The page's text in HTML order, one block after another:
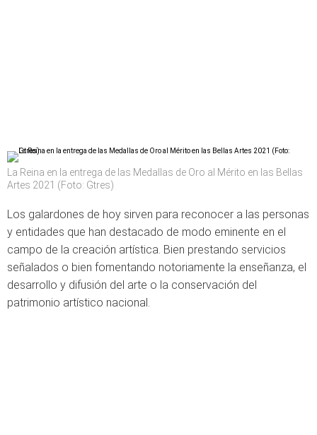
La Reina en la entrega de las Medallas de Oro al Mérito en las Bellas
Artes 2021 (Foto: Gtres)
Los galardones de hoy sirven para reconocer a las personas
y entidades que han destacado de modo eminente en el
campo de la creación artística. Bien prestando servicios
señalados o bien fomentando notoriamente la enseñanza, el
desarrollo y difusión del arte o la conservación del
patrimonio artístico nacional.